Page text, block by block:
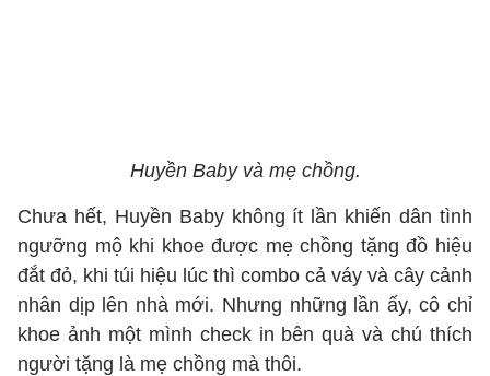
Huyền Baby và mẹ chồng.
Chưa hết, Huyền Baby không ít lần khiến dân tình
ngưỡng mộ khi khoe được mẹ chồng tặng đồ hiệu
đắt đỏ, khi túi hiệu lúc thì combo cả váy và cây cảnh
nhân dịp lên nhà mới. Nhưng những lần ấy, cô chỉ
khoe ảnh một mình check in bên quà và chú thích
người tặng là mẹ chồng mà thôi.